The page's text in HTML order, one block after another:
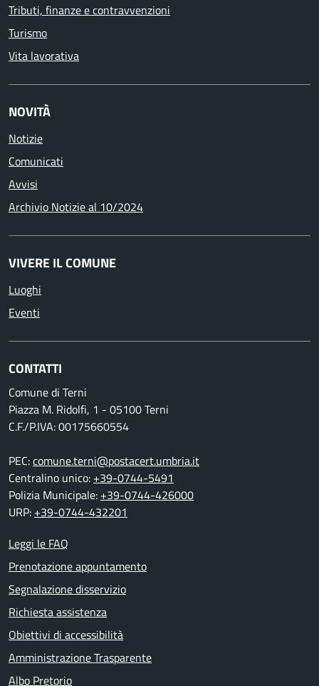
Tributi, finanze e contravvenzioni
Turismo
Vita lavorativa
NOVITÀ
Notizie
Comunicati
Avvisi
Archivio Notizie al 10/2024
VIVERE IL COMUNE
Luoghi
Eventi
CONTATTI
Comune di Terni
Piazza M. Ridolfi, 1 - 05100 Terni
C.F./P.IVA: 00175660554
PEC:comune.terni@postacert.umbria.it
Centralino unico: +39-0744-5491
Polizia Municipale: +39-0744-426000
URP: +39-0744-432201
Leggi le FAQ
Prenotazione appuntamento
Segnalazione disservizio
Richiesta assistenza
Obiettivi di accessibilità
Amministrazione Trasparente
Albo Pretorio